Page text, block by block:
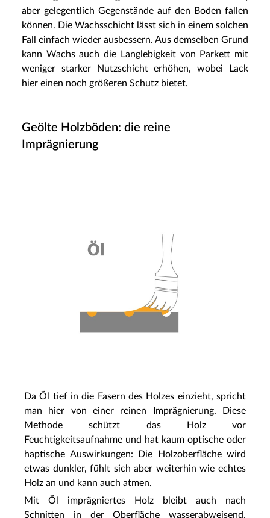
aber gelegentlich Gegenstände auf den Boden fallen
können. Die Wachsschicht lässt sich in einem solchen
Fall einfach wieder ausbessern. Aus demselben Grund
kann Wachs auch die Langlebigkeit von Parkett mit
weniger starker Nutzschicht erhöhen, wobei Lack
hier einen noch größeren Schutz bietet.
Geölte Holzböden: die reine
Imprägnierung
Da Öl tief in die Fasern des Holzes einzieht, spricht
man hier von einer reinen Imprägnierung. Diese
Methode schützt das Holz vor
Feuchtigkeitsaufnahme und hat kaum optische oder
haptische Auswirkungen: Die Holzoberfläche wird
etwas dunkler, fühlt sich aber weiterhin wie echtes
Holz an und kann auch atmen.
Mit Öl imprägniertes Holz bleibt auch nach
Schnitten in der Oberfläche wasserabweisend,